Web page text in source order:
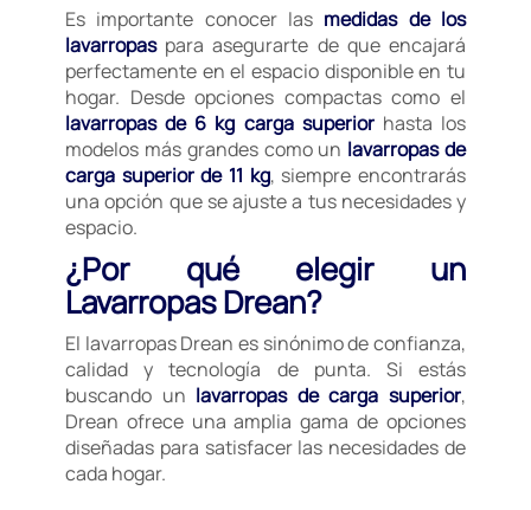
Es importante conocer las medidas de los
lavarropaspara asegurarte de que encajará
perfectamente en el espacio disponible en tu
hogar. Desde opciones compactas como el
lavarropas de 6 kg carga superiorhasta los
modelos más grandes como un lavarropas de
carga superior de 11 kg, siempre encontrarás
una opción que se ajuste a tus necesidades y
espacio.
¿Por qué elegir un
Lavarropas Drean?
El lavarropas Drean es sinónimo de confianza,
calidad y tecnología de punta. Si estás
buscando un lavarropas de carga superior,
Drean ofrece una amplia gama de opciones
diseñadas para satisfacer las necesidades de
cada hogar.